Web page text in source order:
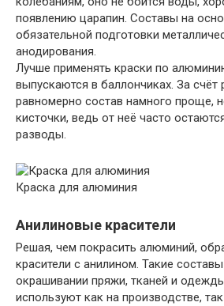
появлению царапин. Составы на
обязательной подготовки
анодирования.
Лучше применять краски по
выпускаются в баллончиках. За счёт
равномерно состав намного проще,
кисточки, ведь от неё часто
разводы.
Краска для алюминия
Анилиновые красители
Решая, чем покрасить алюминий,
красители с анилином. Такие
окрашивании пряжи, тканей и
используют как на производстве,